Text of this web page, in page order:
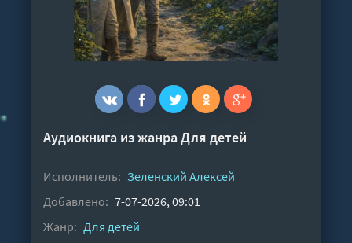
Аудиокнига из жанраДля детей
Исполнитель: Зеленский Алексей
Добавлено: 7-07-2026, 09:01
Жанр: Для детей